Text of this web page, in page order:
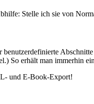
Stelle ich sie von
So erhält man immerhin
und E-Book-Export!